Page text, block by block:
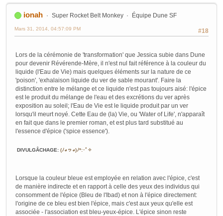
ionah Super Rocket Belt Monkey Équipe Dune SF
#18
Mars 31, 2014, 04:57:09 PM
Lors de la cérémonie de 'transformation' que Jessica subie dans Dune
pour devenir Révérende-Mère, il n'est nul fait référence à la couleur du
liquide (l'Eau de Vie) mais quelques éléments sur la nature de ce
'poison', 'exhalaison liquide du ver de sable mourant'. Faire la
distinction entre le mélange et ce liquide n'est pas toujours aisé: l'épice
est le produit du mélange de l'eau et des excrétions du ver après
exposition au soleil; l'Eau de Vie est le liquide produit par un ver
lorsqu'il meurt noyé. Cette Eau de (la) Vie, ou 'Water of Life', n'apparaît
en fait que dans le premier roman, et est plus tard substitué au
l'essence d'épice ('spice essence').
DIVULGÂCHAGE: (ﾉ◕ヮ◕)ﾉ*:･ﾟ✧
Lorsque la couleur bleue est employée en relation avec l'épice, c'est
de manière indirecte et en rapport à celle des yeux des individus qui
consomment de l'épice (Bleu de l'Ibad) et non à l'épice directement:
l'origine de ce bleu est bien l'épice, mais c'est aux yeux qu'elle est
associée - l'association est bleu-yeux-épice. L'épice sinon reste